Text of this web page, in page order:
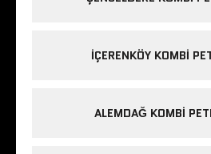
IÇERENKÖY KOMBI
ALEMDAĞ KOMBI